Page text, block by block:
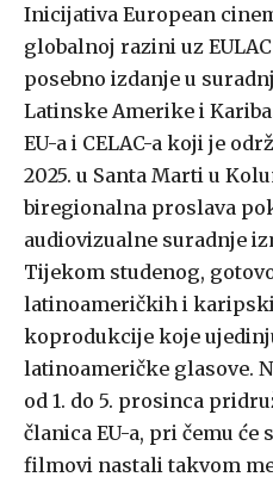
Inicijativa European
globalnoj razini uz
posebno izdanje u
Latinske Amerike i
EU-a i CELAC-a koji je
2025. u Santa Marti u
biregionalna proslava
audiovizualne suradnje
Tijekom studenog,
latinoameričkih i
koprodukcije koje
latinoameričke glasove.
od 1. do 5. prosinca
članica EU-a, pri čemu će
filmovi nastali takvom